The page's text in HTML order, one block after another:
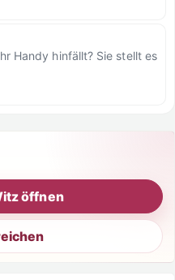
Handy hinfällt? Sie stellt es
öffnen